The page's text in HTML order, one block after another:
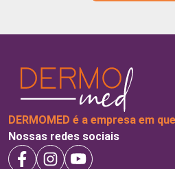
DERMOMED é a empresa em
Nossas redes sociais